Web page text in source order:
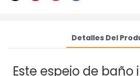
Detalles Del
Este espejo de